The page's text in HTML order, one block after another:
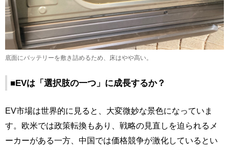
底面にバッテリーを敷き詰めるため、床はやや高い。
■EVは「選択肢の一つ」に成長するか？
EV市場は世界的に見ると、大変微妙な景色になっていま
す。欧米では政策転換もあり、戦略の見直しを迫られるメ
ーカーがある一方、中国では価格競争が激化しているとい